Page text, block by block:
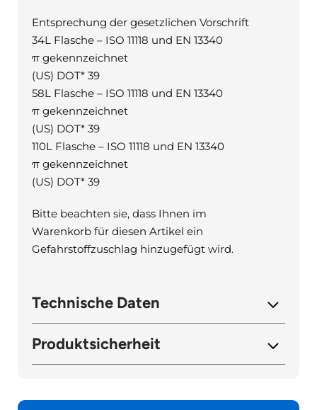
Entsprechung der gesetzlichen Vorschrift
34L Flasche – ISO 11118 und EN 13340
π gekennzeichnet
(US) DOT* 39
58L Flasche – ISO 11118 und EN 13340
π gekennzeichnet
(US) DOT* 39
110L Flasche – ISO 11118 und EN 13340
π gekennzeichnet
(US) DOT* 39
Bitte beachten sie, dass Ihnen im
Warenkorb für diesen Artikel ein
Gefahrstoffzuschlag hinzugefügt wird.
Technische Daten
Produktsicherheit